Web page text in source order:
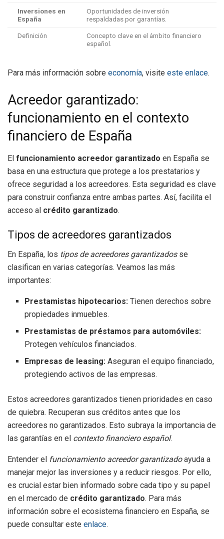
Inversiones en
España
Oportunidades de inversión
respaldadas por garantías.
Definición
Concepto clave en el ámbito financiero
español.
Para más información sobre economía, visite este enlace.
Acreedor garantizado:
funcionamiento en el contexto
financiero de España
El funcionamiento acreedor garantizado en España se
basa en una estructura que protege a los prestatarios y
ofrece seguridad a los acreedores. Esta seguridad es clave
para construir confianza entre ambas partes. Así, facilita el
acceso al crédito garantizado.
Tipos de acreedores garantizados
En España, los tipos de acreedores garantizadosse
clasifican en varias categorías. Veamos las más
importantes:
Prestamistas hipotecarios: Tienen derechos sobre
propiedades inmuebles.
Prestamistas de préstamos para automóviles:
Protegen vehículos financiados.
Empresas de leasing: Aseguran el equipo financiado,
protegiendo activos de las empresas.
Estos acreedores garantizados tienen prioridades en caso
de quiebra. Recuperan sus créditos antes que los
acreedores no garantizados. Esto subraya la importancia de
las garantías en el contexto financiero español.
Entender el funcionamiento acreedor garantizadoayuda a
manejar mejor las inversiones y a reducir riesgos. Por ello,
es crucial estar bien informado sobre cada tipo y su papel
en el mercado de crédito garantizado. Para más
información sobre el ecosistema financiero en España, se
puede consultar este enlace.